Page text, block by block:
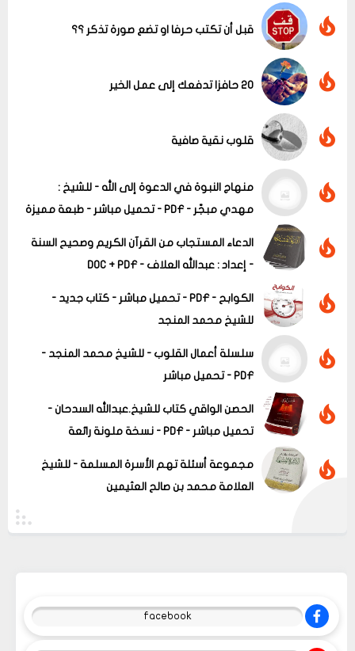
عرض الكل
قبل أن تكتب حرفا او تضع صورة تذكر ؟؟
20 حافزا تدفعك إلى عمل الخير
قلوب نقية صافية
منهاج النبوة في الدعوة إلى الله - للشيخ :
مهدي مبجّر - PDF - تحميل مباشر - طبعة مميزة
الدعاء المستجاب من القرآن الكريم وصحيح السنة
- إعداد : عبدالله العلاف - DOC + PDF
الكوابح - PDF - تحميل مباشر - كتاب جديد -
للشيخ محمد المنجد
سلسلة أعمال القلوب - للشيخ محمد المنجد -
PDF - تحميل مباشر
الحصن الواقي كتاب للشيخ.عبدالله السدحان -
تحميل مباشر - PDF - نسخة ملونة رائعة
مجموعة أسئلة تهم الأسرة المسلمة - للشيخ
العلامة محمد بن صالح العثيمين
facebook